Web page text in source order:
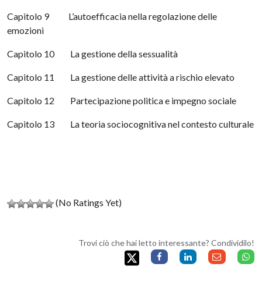
Capitolo 9 L’autoefficacia nella regolazione delle
emozioni
Capitolo 10 La gestione della sessualità
Capitolo 11 La gestione delle attività a rischio elevato
Capitolo 12 Partecipazione politica e impegno sociale
Capitolo 13 La teoria sociocognitiva nel contesto culturale
(No Ratings Yet)
Trovi ciò che hai letto interessante? Condividilo!